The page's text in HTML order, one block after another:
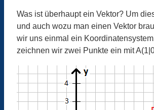
Was ist überhaupt ein Vektor? Um
und auch wozu man einen Vektor
wir uns einmal ein
zeichnen wir zwei Punkte ein mit